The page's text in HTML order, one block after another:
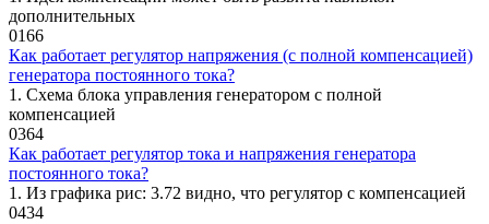
дополнительных
0166
Как работает регулятор напряжения (с полной компенсацией)
генератора постоянного тока?
1. Схема блока управления генератором с полной
компенсацией
0364
Как работает регулятор тока и напряжения генератора
постоянного тока?
1. Из графика рис: 3.72 видно, что регулятор с компенсацией
0434